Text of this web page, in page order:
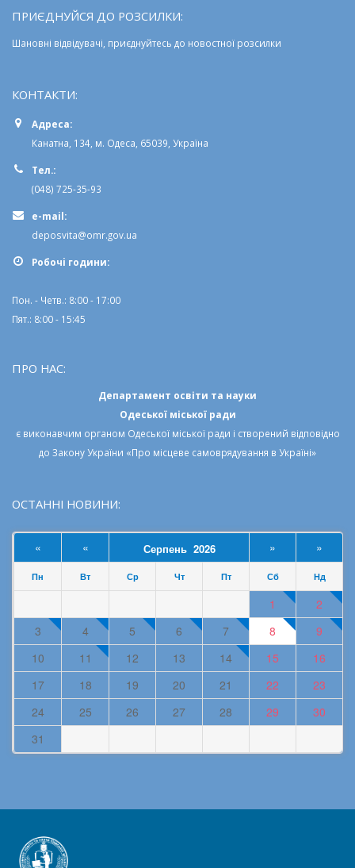
ПРИЄДНУЙСЯ ДО РОЗСИЛКИ:
Шановні відвідувачі, приєднуйтесь до новостної розсилки
КОНТАКТИ:
Адреса:
Канатна, 134, м. Одеса, 65039, Україна
Тел.:
(048) 725-35-93
e-mail:
deposvita@omr.gov.ua
Робочi години:
Пон. - Четв.: 8:00 - 17:00
Пят.: 8:00 - 15:45
ПРО НАС:
Департамент освіти та науки
Одеської міської ради
є виконавчим органом Одеської міської ради і створений відповідно
до Закону України «Про місцеве самоврядування в Україні»
ОСТАННІ НОВИНИ:
« « Серпень 2026 » »
Пн Вт Ср Чт Пт Сб Нд
1
2
3
4 5 6 7 8
9
10
11 12 13 14 15
16
17
18 19 20 21 22
23
24
25 26 27 28 29
30
31